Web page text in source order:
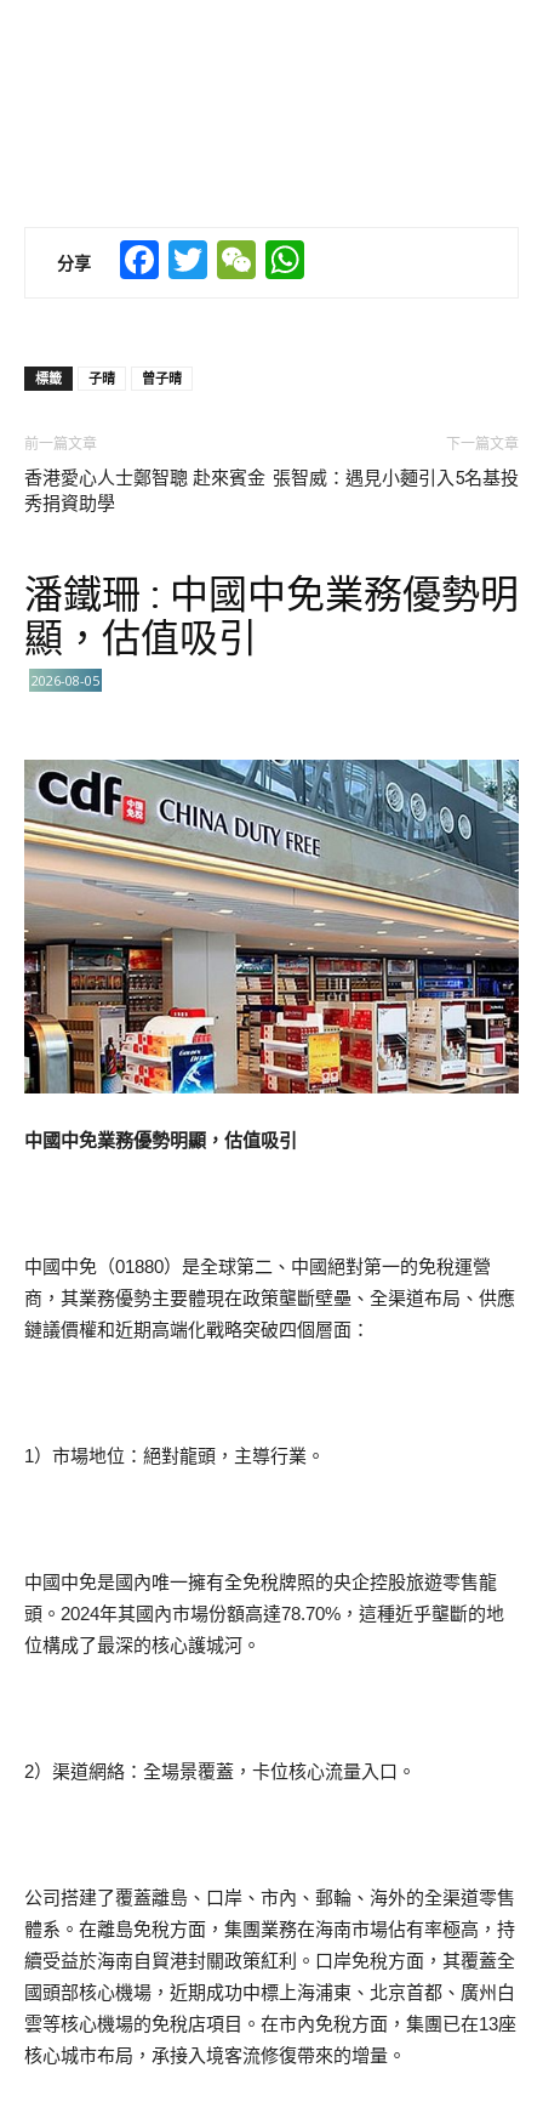
分享 Facebook
TwitterWeChat
標籤 子晴 曾子晴
前一篇文章
香港愛心人士鄭智聰 赴來賓金
秀捐資助學
下一篇文章
張智威：遇見小麵引入5名基投
潘鐵珊 : 中國中免業務優勢明
顯，估值吸引
2026-08-05
中國中免業務優勢明顯，估值吸引
中國中免（01880）是全球第二、中國絕對第一的免稅運營
商，其業務優勢主要體現在政策壟斷壁壘、全渠道布局、供應
鏈議價權和近期高端化戰略突破四個層面：
1）市場地位：絕對龍頭，主導行業。
中國中免是國內唯一擁有全免稅牌照的央企控股旅遊零售龍
頭。2024年其國內市場份額高達78.70%，這種近乎壟斷的地
位構成了最深的核心護城河。
2）渠道網絡：全場景覆蓋，卡位核心流量入口。
公司搭建了覆蓋離島、口岸、市內、郵輪、海外的全渠道零售
體系。在離島免稅方面，集團業務在海南市場佔有率極高，持
續受益於海南自貿港封關政策紅利。口岸免稅方面，其覆蓋全
國頭部核心機場，近期成功中標上海浦東、北京首都、廣州白
雲等核心機場的免稅店項目。在市內免稅方面，集團已在13座
核心城市布局，承接入境客流修復帶來的增量。